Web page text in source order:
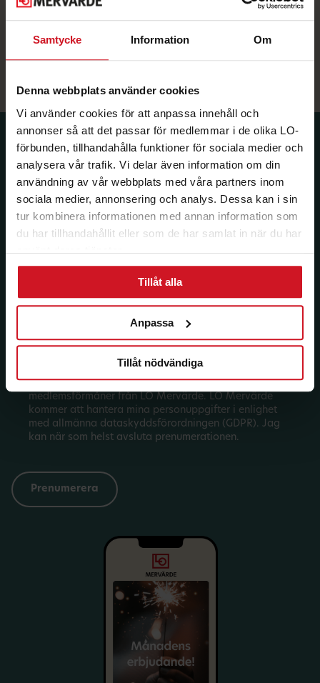
Samtycke Information Om
Denna webbplats använder cookies
Vi använder cookies för att anpassa innehåll och
annonser så att det passar för medlemmar i de olika LO-
förbunden, tillhandahålla funktioner för sociala medier och
analysera vår trafik. Vi delar även information om din
användning av vår webbplats med våra partners inom
sociala medier, annonsering och analys. Dessa kan i sin
tur kombinera informationen med annan information som
du har tillhandahållit eller som de har samlat in när du har
använt deras tjänster.
Tillåt alla
Anpassa
Tillåt nödvändiga
Din minisemester på havet och guldkornen runt
Tallink Silja Line
Prenumerera på dina
medlemsförmåner.
Få LO Mervärdes nyhetsbrev varje
månad till din inkorg.
Jag vill ha e-post om aktuella erbjudanden och
medlemsförmåner från LO Mervärde. LO Mervärde
kommer att hantera mina personuppgifter i enlighet
med allmänna dataskyddsförordningen (GDPR). Jag
kan när som helst avsluta prenumerationen.